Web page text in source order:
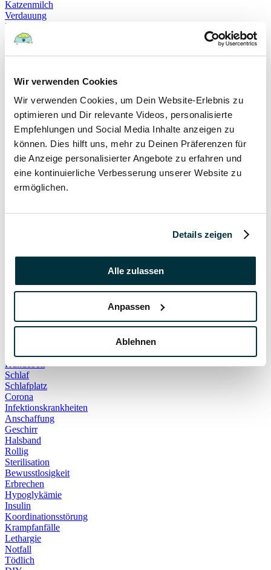
Wir verwenden Cookies
Wir verwenden Cookies, um Dein Website-Erlebnis zu
optimieren und Dir relevante Videos, personalisierte
Empfehlungen und Social Media Inhalte anzeigen zu
können. Dies hilft uns, mehr zu Deinen Präferenzen für
die Anzeige personalisierter Angebote zu erfahren und
eine kontinuierliche Verbesserung unserer Website zu
ermöglichen.
Details zeigen
Alle zulassen
Anpassen
Ablehnen
Katzenmilch
Verdauung
Beruhigung
Katzenverhalten
Schnurren
Selbstheilung
Hundeerziehung
Prüfung
Sachkundenachweis
Sozialverträglichkeit
Bloodhound
Hundesport
Mantrailing
Rettungshund
Schäferhund
Schweißhund
Niesen
Parvovirose
Kater
Leckerlies
Leinenführigkeit
Schmerzen
Hundebett
Schlaf
Schlafplatz
Corona
Infektionskrankheiten
Anschaffung
Geschirr
Halsband
Rollig
Sterilisation
Bewusstlosigkeit
Erbrechen
Hypoglykämie
Insulin
Koordinationsstörung
Krampfanfälle
Lethargie
Notfall
Tödlich